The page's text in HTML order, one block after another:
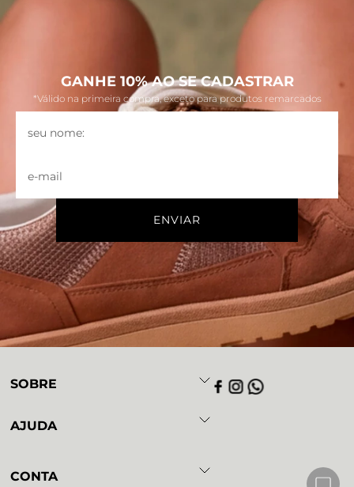
GANHE 10% AO SE CADASTRAR
*Válido na primeira compra, exceto para produtos remarcados
SOBRE
AJUDA
CONTA